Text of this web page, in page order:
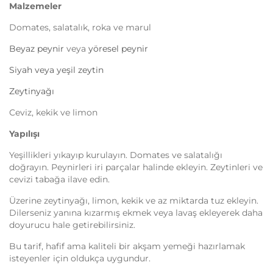
Malzemeler
Domates, salatalık, roka ve marul
Beyaz peynir veya yöresel peynir
Siyah veya yeşil zeytin
Zeytinyağı
Ceviz, kekik ve limon
Yapılışı
Yeşillikleri yıkayıp kurulayın. Domates ve salatalığı
doğrayın. Peynirleri iri parçalar halinde ekleyin. Zeytinleri ve
cevizi tabağa ilave edin.
Üzerine zeytinyağı, limon, kekik ve az miktarda tuz ekleyin.
Dilerseniz yanına kızarmış ekmek veya lavaş ekleyerek daha
doyurucu hale getirebilirsiniz.
Bu tarif, hafif ama kaliteli bir akşam yemeği hazırlamak
isteyenler için oldukça uygundur.